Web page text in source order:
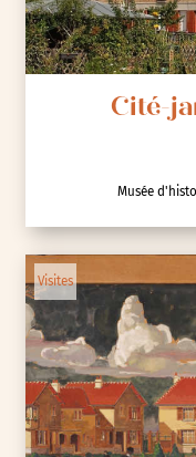
Cité-
Musée
Visites